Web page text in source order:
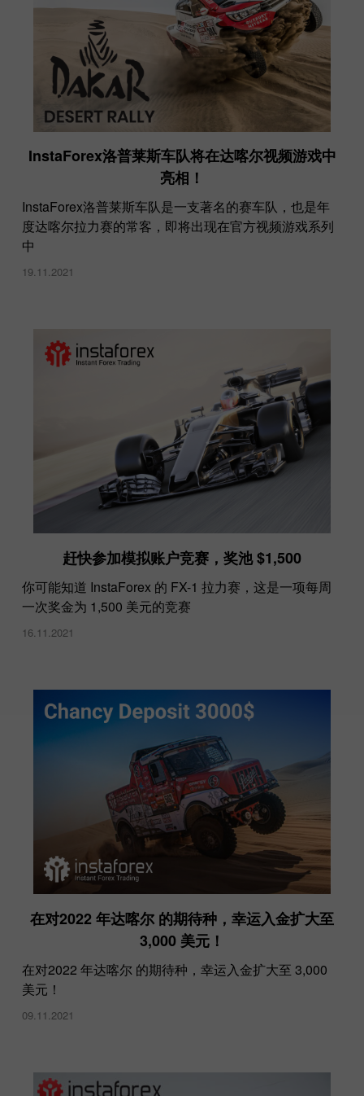
InstaForex洛普莱斯车队将在达喀尔视频游戏中
亮相！
InstaForex洛普莱斯车队是一支著名的赛车队，也是年
度达喀尔拉力赛的常客，即将出现在官方视频游戏系列
中
19.11.2021
赶快参加模拟账户竞赛，奖池 $1,500
你可能知道 InstaForex 的 FX-1 拉力赛，这是一项每周
一次奖金为 1,500 美元的竞赛
16.11.2021
在对2022 年达喀尔 的期待种，幸运入金扩大至
3,000 美元！
在对2022 年达喀尔 的期待种，幸运入金扩大至 3,000
美元！
09.11.2021